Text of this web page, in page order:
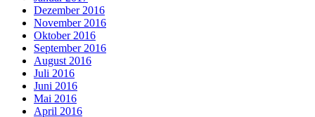
Dezember 2016
November 2016
Oktober 2016
September 2016
August 2016
Juli 2016
Juni 2016
Mai 2016
April 2016